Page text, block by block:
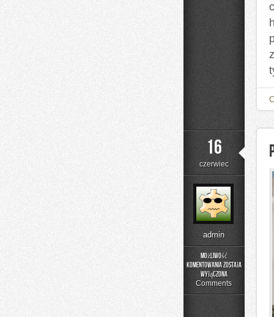
16
czerwiec
admin
Możliwość
komentowania
Poradniki
Użytkownika
została
wyłączona
Comments